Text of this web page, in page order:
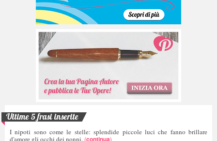
Ultime 5 frasi inserite
I nipoti sono come le stelle: splendide piccole luci che fanno brillare
d'amore gli occhi dei nonni. (continua)